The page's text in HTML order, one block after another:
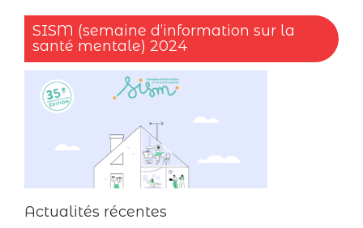
SISM (semaine d’information sur la
santé mentale) 2024
Actualités récentes